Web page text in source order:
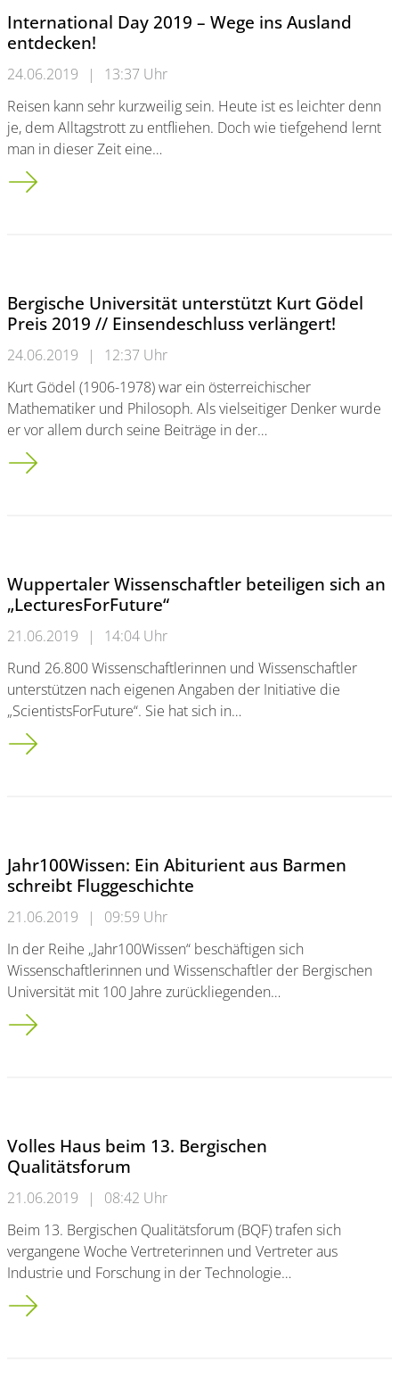
International Day 2019 – Wege ins Ausland
entdecken!
24.06.2019 |
13:37 Uhr
Reisen kann sehr kurzweilig sein. Heute ist es leichter denn
je, dem Alltagstrott zu entfliehen. Doch wie tiefgehend lernt
man in dieser Zeit eine…
International Day 2019 – Wege ins Ausland entdecken!
Bergische Universität unterstützt Kurt Gödel
Preis 2019 // Einsendeschluss verlängert!
24.06.2019 |
12:37 Uhr
Kurt Gödel (1906-1978) war ein österreichischer
Mathematiker und Philosoph. Als vielseitiger Denker wurde
er vor allem durch seine Beiträge in der…
Bergische Universität unterstützt Kurt Gödel Preis 2019 //
Wuppertaler Wissenschaftler beteiligen sich an
„LecturesForFuture“
21.06.2019 |
14:04 Uhr
Rund 26.800 Wissenschaftlerinnen und Wissenschaftler
unterstützen nach eigenen Angaben der Initiative die
„ScientistsForFuture“. Sie hat sich in…
Wuppertaler Wissenschaftler beteiligen sich an
Jahr100Wissen: Ein Abiturient aus Barmen
schreibt Fluggeschichte
21.06.2019 |
09:59 Uhr
In der Reihe „Jahr100Wissen“ beschäftigen sich
Wissenschaftlerinnen und Wissenschaftler der Bergischen
Universität mit 100 Jahre zurückliegenden…
Jahr100Wissen: Ein Abiturient aus Barmen schreibt
Volles Haus beim 13. Bergischen
Qualitätsforum
21.06.2019 |
08:42 Uhr
Beim 13. Bergischen Qualitätsforum (BQF) trafen sich
vergangene Woche Vertreterinnen und Vertreter aus
Industrie und Forschung in der Technologie…
Volles Haus beim 13. Bergischen Qualitätsforum